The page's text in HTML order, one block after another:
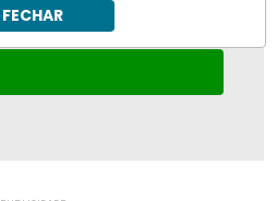
Enviar
FECHAR